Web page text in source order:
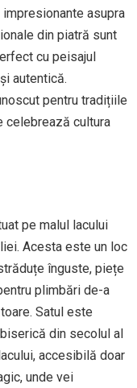
asupra
din piatră sunt
cu peisajul
autentică.
pentru tradițiile
celebrează cultura
pe malul lacului
Acesta este un loc
înguste, piețe
plimbări de-a
Satul este
din secolul al
accesibilă doar
unde vei